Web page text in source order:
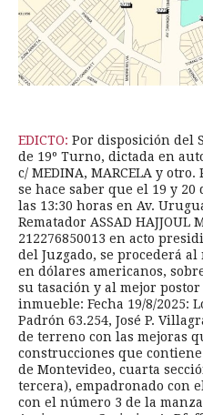
EDICTO: Por disposición del
de 19º Turno, dictada en
c/ MEDINA, MARCELA y otro.
se hace saber que el 19 y 20
las 13:30 horas en Av.
Rematador ASSAD HAJJOUL
212276850013 en acto
del Juzgado, se procederá
en dólares americanos,
su tasación y al mejor
inmueble: Fecha 19/8/2025:
Padrón 63.254, José P.
de terreno con las mejoras
construcciones que
de Montevideo, cuarta
tercera), empadronado con
con el número 3 de la